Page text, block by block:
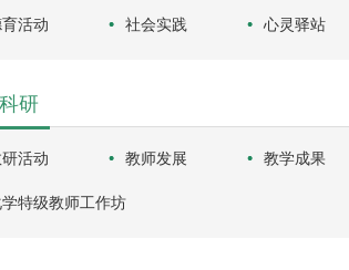
活动 社会实践 心灵驿站
研
活动 教师发展 教学成果
特级教师工作坊